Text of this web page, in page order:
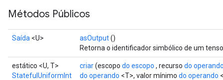
Métodos Públicos
Saída <U> asOutput()
Retorna o identificador simbólico de um
estático <U, T>
StatefulUniformInt
criar(escopo do escopo , recurso do
do operando <T>, valor mínimo do operando